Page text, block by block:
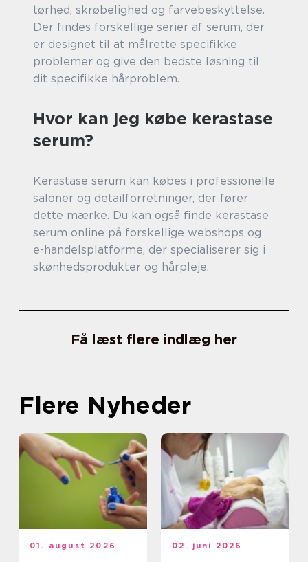
tørhed, skrøbelighed og farvebeskyttelse.
Der findes forskellige serier af serum, der
er designet til at målrette specifikke
problemer og give den bedste løsning til
dit specifikke hårproblem.
Hvor kan jeg købe kerastase
serum?
Kerastase serum kan købes i professionelle
saloner og detailforretninger, der fører
dette mærke. Du kan også finde kerastase
serum online på forskellige webshops og
e-handelsplatforme, der specialiserer sig i
skønhedsprodukter og hårpleje.
Få læst flere indlæg her
Flere Nyheder
01. august 2026 02. juni 2026